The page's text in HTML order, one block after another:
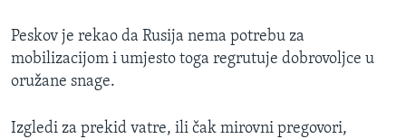
Peskov je rekao da Rusija nema potrebu za
mobilizacijom i umjesto toga regrutuje dobrovoljce u
oružane snage.
Izgledi za prekid vatre, ili čak mirovni pregovori,